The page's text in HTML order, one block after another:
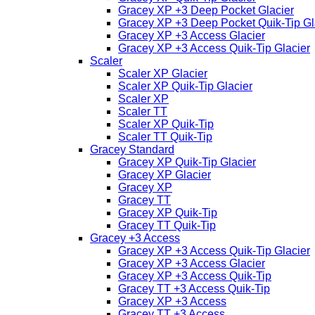
Gracey XP +3 Deep Pocket Glacier
Gracey XP +3 Deep Pocket Quik-Tip
Gracey XP +3 Access Glacier
Gracey XP +3 Access Quik-Tip Glacier
Scaler
Scaler XP Glacier
Scaler XP Quik-Tip Glacier
Scaler XP
Scaler TT
Scaler XP Quik-Tip
Scaler TT Quik-Tip
Gracey Standard
Gracey XP Quik-Tip Glacier
Gracey XP Glacier
Gracey XP
Gracey TT
Gracey XP Quik-Tip
Gracey TT Quik-Tip
Gracey +3 Access
Gracey XP +3 Access Quik-Tip Glacier
Gracey XP +3 Access Glacier
Gracey XP +3 Access Quik-Tip
Gracey TT +3 Access Quik-Tip
Gracey XP +3 Access